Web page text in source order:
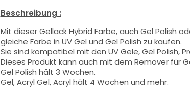
Beschreibung :
Mit dieser Gellack Hybrid Farbe, auch Gel Polish
gleiche Farbe in UV Gel und Gel Polish zu kaufen.
Sie sind kompatibel mit den UV Gele, Gel Polish,
Dieses Produkt kann auch mit dem Remover für
Gel Polish hält 3 Wochen.
Gel, Acryl Gel, Acryl hält 4 Wochen und mehr.